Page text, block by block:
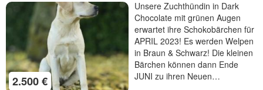
2.500 €
Unsere Zuchthündin in Dark
Chocolate mit grünen Augen
erwartet ihre Schokobärchen für
APRIL 2023! Es werden Welpen
in Braun & Schwarz! Die kleinen
Bärchen können dann Ende
JUNI zu ihren Neuen…